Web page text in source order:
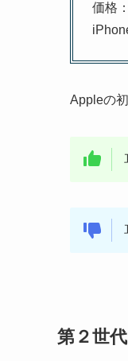
価格
Appleの
第２世